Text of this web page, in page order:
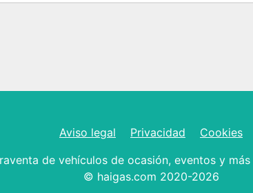
Aviso legal Privacidad
Cookies
de vehículos de ocasión, eventos y
© haigas.com 2020-2026